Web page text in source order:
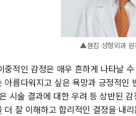
▲샘킴 성형외과 원
중적인 감정은 매우 흔하게 나타날
아름다워지고 싶은 욕망과 긍정적
시술 결과에 대한 우려 등 상반된
더 잘 이해하고 합리적인 결정을 내